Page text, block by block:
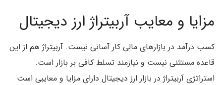
مزایا و معایب آربیتراژ ارز دیجیتال
کسب درآمد در بازارهای مالی کار آسانی نیست. آربیتراژ هم از این
قاعده مستثنی نیست و نیازمند تسلط کافی بر بازار است.
استراتژی آربیتراژ در بازار ارز دیجیتال دارای مزایا و معایبی است